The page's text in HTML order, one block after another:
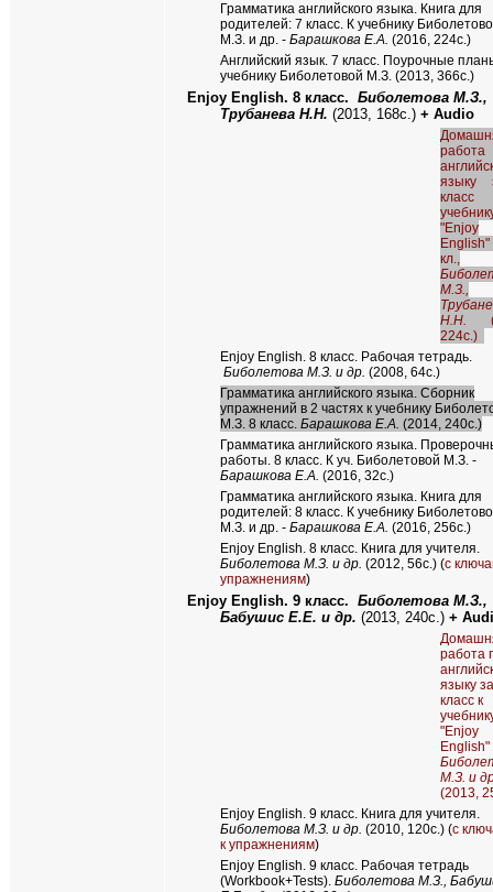
Грамматика английского языка. Книга для
родителей: 7 класс. К учебнику
М.З. и др. - Барашкова Е.А. (2016, 224с.)
Английский язык. 7 класс. Поурочные
учебнику Биболетовой М.З. (2013, 366с.)
Enjoy English. 8 класс. Биболетова М.З.,
Трубанева Н.Н. (2013, 168с.) + Audio
языку
"Enjoy
кл.,
М.З.,
Н.Н.
224с.)
Enjoy English. 8 класс. Рабочая тетрадь.
Биболетова М.З. и др. (2008, 64с.)
Грамматика английского языка. Сборник
упражнений в 2 частях к учебнику
М.З. 8 класс. Барашкова Е.А. (2014, 240с.)
Грамматика английского языка.
работы. 8 класс. К уч. Биболетовой М.З. -
Барашкова Е.А. (2016, 32с.)
Грамматика английского языка. Книга для
родителей: 8 класс. К учебнику
М.З. и др. - Барашкова Е.А. (2016, 256с.)
Enjoy English. 8 класс. Книга для учителя.
Биболетова М.З. и др. (2012, 56с.) (с
упражнениям)
Enjoy English. 9 класс. Биболетова М.З.,
Бабушис Е.Е. и др. (2013, 240с.) +
работа
языку
класс к
"Enjoy
English"
М.З. и
(2013,
Enjoy English. 9 класс. Книга для учителя.
Биболетова М.З. и др. (2010, 120с.) (с
к упражнениям)
Enjoy English. 9 класс. Рабочая тетрадь
(Workbook+Tests). Биболетова М.З.,